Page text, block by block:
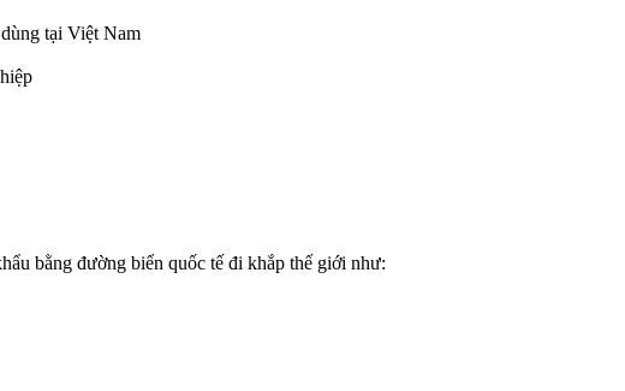
tại Việt Nam
bằng đường biển quốc tế đi khắp thế giới như: